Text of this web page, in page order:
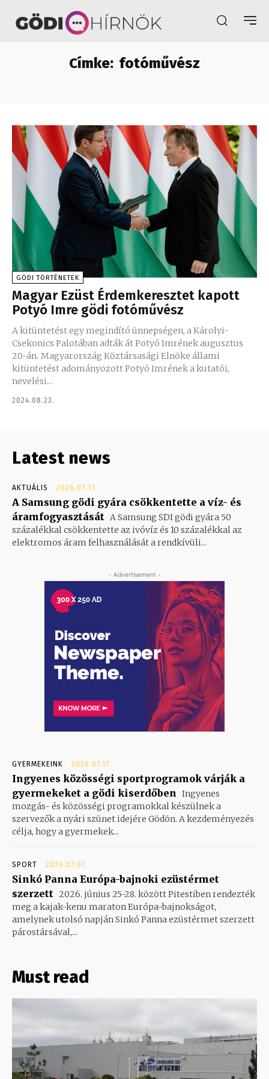
Címke: fotóművész
GÖDI TÖRTÉNETEK
Magyar Ezüst Érdemkeresztet kapott
Potyó Imre gödi fotóművész
A kitüntetést egy megindító ünnepségen, a Károlyi-
Csekonics Palotában adták át Potyó Imrének augusztus
20-án. Magyarország Köztársasági Elnöke állami
kitüntetést adományozott Potyó Imrének a kutatói,
nevelési...
2024.08.23.
Latest news
AKTUÁLIS 2026.07.31.
A Samsung gödi gyára csökkentette a víz- és
áramfogyasztását A Samsung SDI gödi gyára 50
százalékkal csökkentette az ivóvíz és 10 százalékkal az
elektromos áram felhasználását a rendkívüli...
- Advertisement -
GYERMEKEINK 2026.07.17.
Ingyenes közösségi sportprogramok várják a
gyermekeket a gödi kiserdőben
Ingyenes
mozgás- és közösségi programokkal készülnek a
szervezők a nyári szünet idejére Gödön. A kezdeményezés
célja, hogy a gyermekek...
SPORT 2026.07.07.
Sinkó Panna Európa-bajnoki ezüstérmet
szerzett 2026. június 25-28. között Pitestiben rendezték
meg a kajak-kenu maraton Európa-bajnokságot,
amelynek utolsó napján Sinkó Panna ezüstérmet szerzett
párostársával,...
Must read